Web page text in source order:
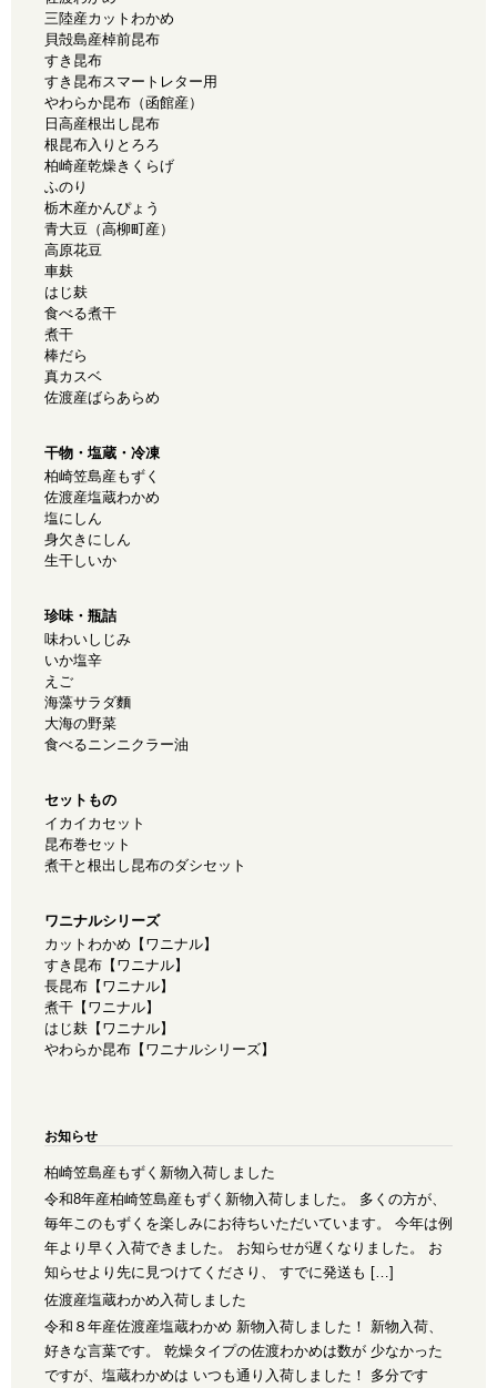
三陸産カットわかめ
貝殻島産棹前昆布
すき昆布
すき昆布スマートレター用
やわらか昆布（函館産）
日高産根出し昆布
根昆布入りとろろ
柏崎産乾燥きくらげ
ふのり
栃木産かんぴょう
青大豆（高柳町産）
高原花豆
車麸
はじ麸
食べる煮干
煮干
棒だら
真カスベ
佐渡産ばらあらめ
干物・塩蔵・冷凍
柏崎笠島産もずく
佐渡産塩蔵わかめ
塩にしん
身欠きにしん
生干しいか
珍味・瓶詰
味わいしじみ
いか塩辛
えご
海藻サラダ麵
大海の野菜
食べるニンニクラー油
セットもの
イカイカセット
昆布巻セット
煮干と根出し昆布のダシセット
ワニナルシリーズ
カットわかめ【ワニナル】
すき昆布【ワニナル】
長昆布【ワニナル】
煮干【ワニナル】
はじ麸【ワニナル】
やわらか昆布【ワニナルシリーズ】
お知らせ
柏崎笠島産もずく新物入荷しました
令和8年産柏崎笠島産もずく新物入荷しました。 多くの方が、
毎年このもずくを楽しみにお待ちいただいています。 今年は例
年より早く入荷できました。 お知らせが遅くなりました。 お
知らせより先に見つけてくださり、 すでに発送も […]
佐渡産塩蔵わかめ入荷しました
令和８年産佐渡産塩蔵わかめ 新物入荷しました！ 新物入荷、
好きな言葉です。 乾燥タイプの佐渡わかめは数が 少なかった
ですが、塩蔵わかめは いつも通り入荷しました！ 多分です